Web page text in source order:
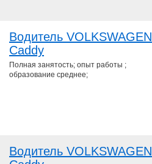
Водитель VOLKSWAGEN
Caddy
Полная занятость; опыт работы ;
образование среднее;
Водитель VOLKSWAGEN